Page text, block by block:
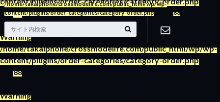
line86
Warning: Attempt to read property "name" on int in
/home/takaiphone/crossmodelife.com/public_html/wp/wp-
content/plugins/order-categories/category-order.php
88
Warning
/home/takaiphone/crossmodelife.com/public_html/wp/wp-
content/plugins/order-categories/category-order.phpon line 88
お問い合わ